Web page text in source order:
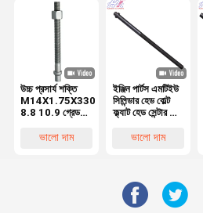
উচ্চ প্রসার্য শক্তি
M14X1.75X330
8.8 10.9 গ্রেড
হেড সেন্টার বোল্ট HX-
ভালো দাম
ইঞ্জিন পার্টস এমটিইউ
সিলিন্ডার হেড বোল্ট
ফ্ল্যাট হেড সেন্টার বোল্ট
5249900701
ভালো দাম